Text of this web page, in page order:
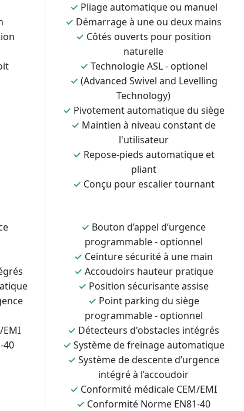
✓ Pliage automatique ou manuel
✓ Démarrage à une ou deux mains
✓ Côtés ouverts pour position
naturelle
✓ Technologie ASL - optionel
✓ (Advanced Swivel and Levelling
Technology)
✓ Pivotement automatique du siège
✓ Maintien à niveau constant de
l'utilisateur
✓ Repose-pieds automatique et
pliant
✓ Conçu pour escalier tournant
EMI
40
✓ Bouton d’appel d’urgence
programmable - optionnel
✓ Ceinture sécurité à une main
✓ Accoudoirs hauteur pratique
✓ Position sécurisante assise
✓ Point parking du siège
programmable - optionnel
✓ Détecteurs d'obstacles intégrés
✓ Système de freinage automatique
✓ Système de descente d’urgence
intégré à l’accoudoir
✓ Conformité médicale CEM/EMI
✓ Conformité Norme EN81-40